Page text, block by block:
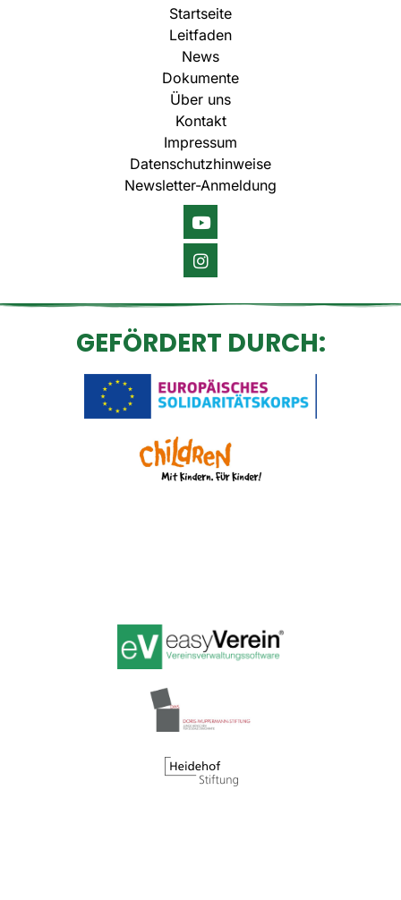
Startseite
Leitfaden
News
Dokumente
Über uns
Kontakt
Impressum
Datenschutzhinweise
Newsletter-Anmeldung
GEFÖRDERT DURCH: